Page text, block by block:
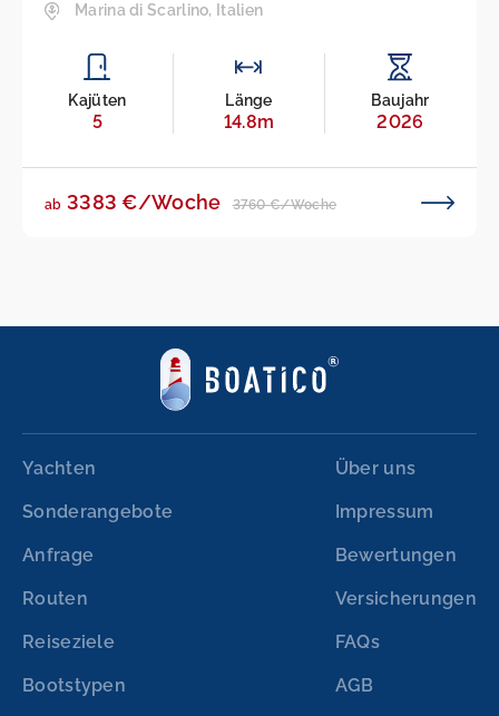
Marina di Scarlino, Italien
Kajüten
5
Länge
14.8m
Baujahr
2026
ab 3383 €/Woche 3760 €/Woche
Yachten
Sonderangebote
Anfrage
Routen
Reiseziele
Bootstypen
Über uns
Impressum
Bewertungen
Versicherungen
FAQs
AGB